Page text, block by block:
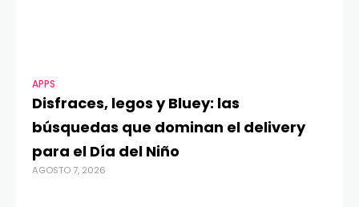
APPS
Disfraces, legos y Bluey: las
búsquedas que dominan el delivery
para el Día del Niño
AGOSTO 7, 2026